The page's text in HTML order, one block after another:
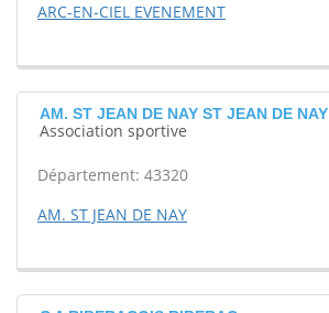
ARC-EN-CIEL EVENEMENT
AM. ST JEAN DE NAY ST JEAN DE NAY
Association sportive
Département: 43320
AM. ST JEAN DE NAY